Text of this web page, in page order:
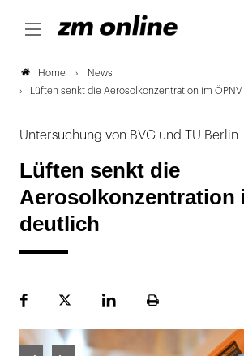
Home
News
Lüften senkt die Aerosolkonzentration im
Untersuchung von BVG und TU Berlin
Lüften senkt die
Aerosolkonzentration
deutlich
FacebookPlattformLinekdInSeite